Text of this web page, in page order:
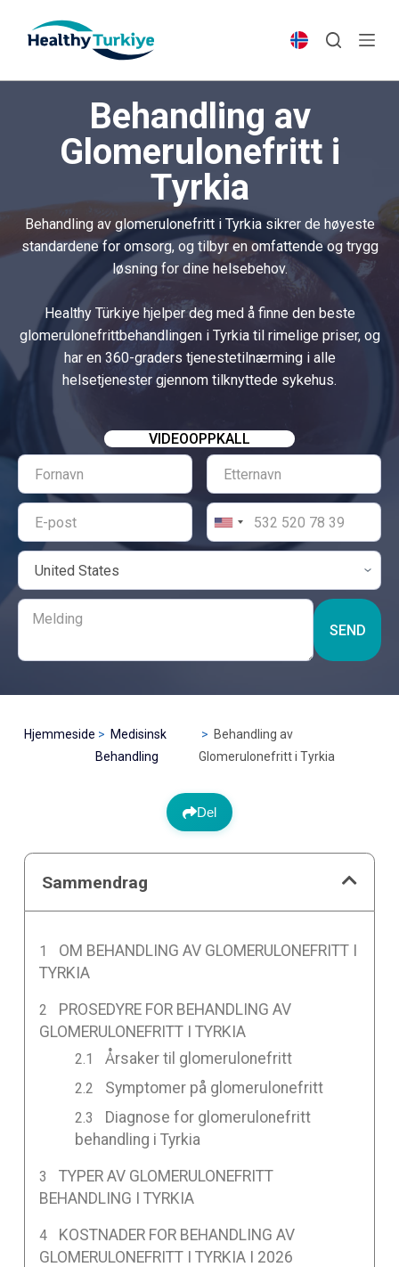
p
e
Behandling av
Glomerulonefritt i
Tyrkia
Behandling av glomerulonefritt i Tyrkia sikrer de høyeste
standardene for omsorg, og tilbyr en omfattende og trygg
løsning for dine helsebehov.
Healthy Türkiye hjelper deg med å finne den beste
glomerulonefrittbehandlingen i Tyrkia til rimelige priser, og
har en 360-graders tjenestetilnærming i alle
helsetjenester gjennom tilknyttede sykehus.
VIDEOOPPKALL
SEND
Hjemmeside
Medisinsk
Behandling
Behandling av
Glomerulonefritt i Tyrkia
Del
Sammendrag
OM BEHANDLING AV GLOMERULONEFRITT I
TYRKIA
PROSEDYRE FOR BEHANDLING AV
GLOMERULONEFRITT I TYRKIA
Årsaker til glomerulonefritt
Symptomer på glomerulonefritt
Diagnose for glomerulonefritt
behandling i Tyrkia
TYPER AV GLOMERULONEFRITT
BEHANDLING I TYRKIA
KOSTNADER FOR BEHANDLING AV
GLOMERULONEFRITT I TYRKIA I 2026